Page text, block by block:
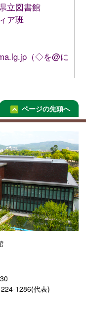
立図書館
ア班
（◇を@に
ページの先頭へ
1286(代表)